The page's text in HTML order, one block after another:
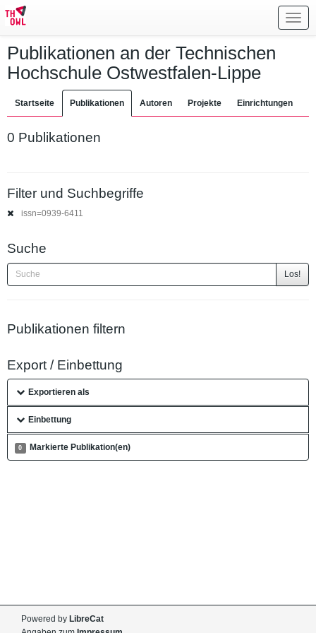
Publikationen an der Technischen
Hochschule Ostwestfalen-Lippe
Startseite Publikationen Autoren Projekte Einrichtungen
0 Publikationen
Filter und Suchbegriffe
issn=0939-6411
Suche
Los!
Publikationen filtern
Export / Einbettung
Exportieren als
Einbettung
0 Markierte Publikation(en)
Powered by LibreCat